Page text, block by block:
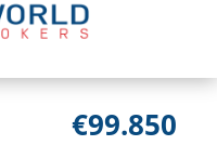
€99.850